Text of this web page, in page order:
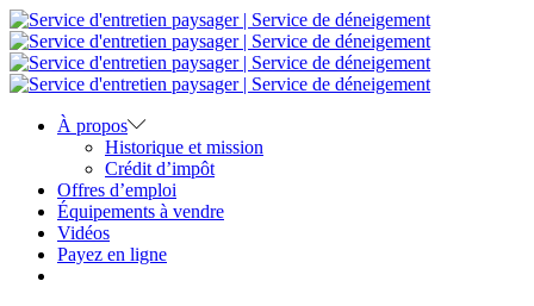
À propos
Historique et mission
Crédit d’impôt
Offres d’emploi
Équipements à vendre
Vidéos
Payez en ligne